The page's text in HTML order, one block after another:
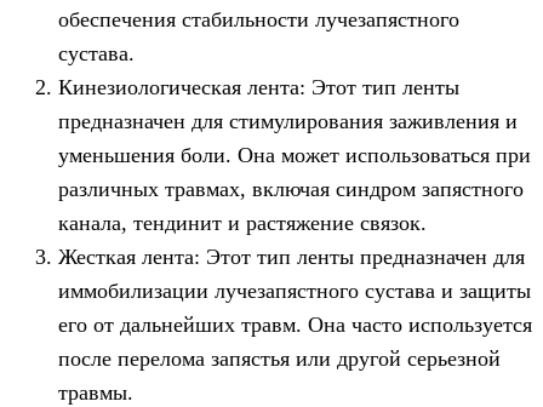
обеспечения стабильности лучезапястного
сустава.
Кинезиологическая лента: Этот тип ленты
предназначен для стимулирования заживления и
уменьшения боли. Она может использоваться при
различных травмах, включая синдром запястного
канала, тендинит и растяжение связок.
Жесткая лента: Этот тип ленты предназначен для
иммобилизации лучезапястного сустава и защиты
его от дальнейших травм. Она часто используется
после перелома запястья или другой серьезной
травмы.